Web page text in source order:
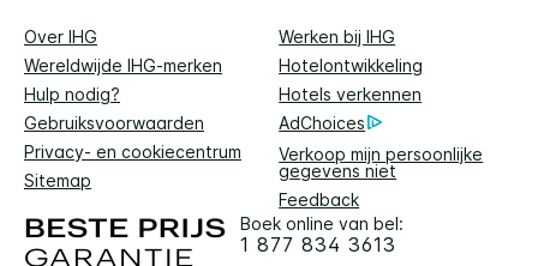
Over IHG
Werken bij IHG
Wereldwijde IHG-merken
Hotelontwikkeling
Hulp nodig?
Hotels verkennen
Gebruiksvoorwaarden
AdChoices
Privacy- en cookiecentrum
Verkoop mijn persoonlijke
gegevens niet
Sitemap
Feedback
Boek online van bel:
1 877 834 3613